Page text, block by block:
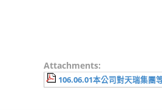
Attachments:
106.06.01本公司對天瑞集團